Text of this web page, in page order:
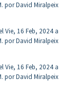
por David Miralpeix
Vie, 16 Feb, 2024 a
por David Miralpeix
Vie, 16 Feb, 2024 a
por David Miralpeix